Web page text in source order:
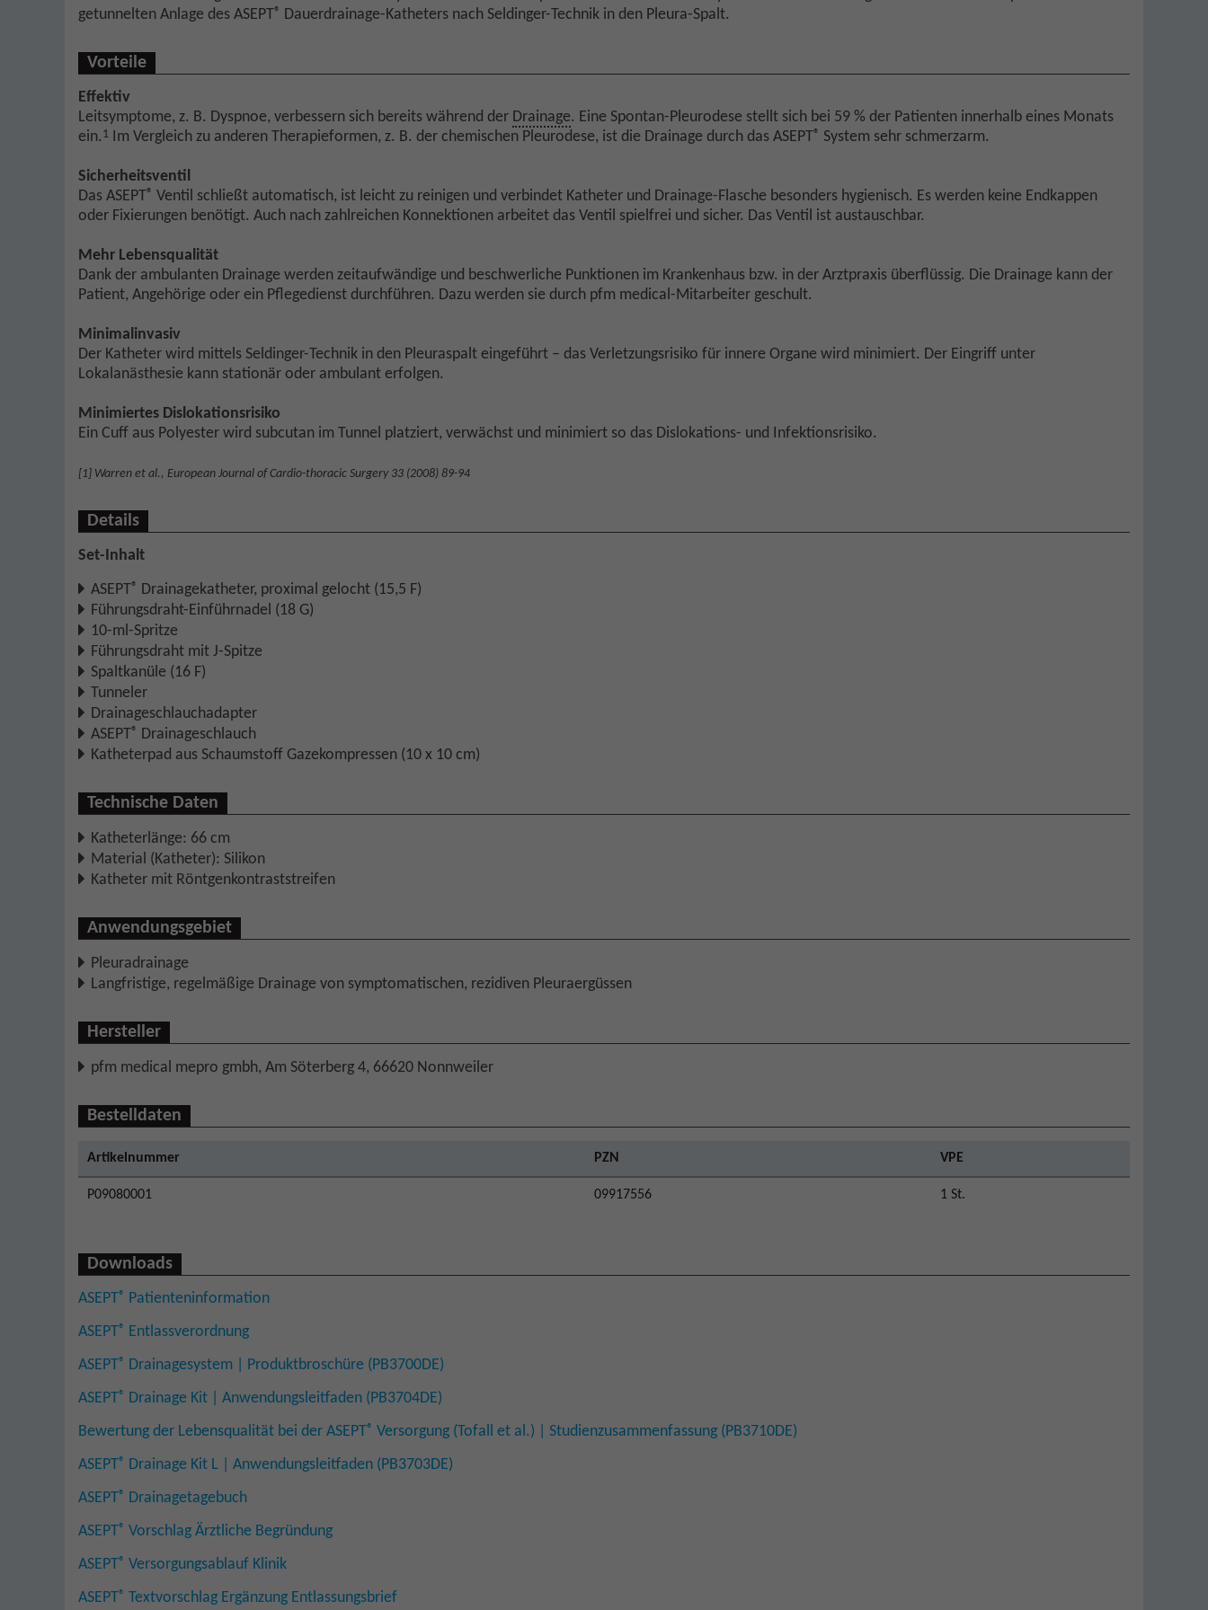
getunnelten Anlage des ASEPT® Dauerdrainage-Katheters nach Seldinger-Technik in den Pleura-Spalt.
Vorteile
Effektiv
Leitsymptome, z. B. Dyspnoe, verbessern sich bereits während der Drainage. Eine Spontan-Pleurodese stellt sich bei 59 % der Patienten innerhalb eines Monats
ein. 1 Im Vergleich zu anderen Therapieformen, z. B. der chemischen Pleurodese, ist die Drainage durch das ASEPT® System sehr schmerzarm.
Sicherheitsventil
Das ASEPT® Ventil schließt automatisch, ist leicht zu reinigen und verbindet Katheter und Drainage-Flasche besonders hygienisch. Es werden keine Endkappen
oder Fixierungen benötigt. Auch nach zahlreichen Konnektionen arbeitet das Ventil spielfrei und sicher. Das Ventil ist austauschbar.
Mehr Lebensqualität
Dank der ambulanten Drainage werden zeitaufwändige und beschwerliche Punktionen im Krankenhaus bzw. in der Arztpraxis überflüssig. Die Drainage kann der
Patient, Angehörige oder ein Pflegedienst durchführen. Dazu werden sie durch pfm medical-Mitarbeiter geschult.
Minimalinvasiv
Der Katheter wird mittels Seldinger-Technik in den Pleuraspalt eingeführt – das Verletzungsrisiko für innere Organe wird minimiert. Der Eingriff unter
Lokalanästhesie kann stationär oder ambulant erfolgen.
Minimiertes Dislokationsrisiko
Ein Cuff aus Polyester wird subcutan im Tunnel platziert, verwächst und minimiert so das Dislokations- und Infektionsrisiko.
[1] Warren et al., European Journal of Cardio-thoracic Surgery 33 (2008) 89-94
Details
Set-Inhalt
ASEPT® Drainagekatheter, proximal gelocht (15,5 F)
Führungsdraht-Einführnadel (18 G)
10-ml-Spritze
Führungsdraht mit J-Spitze
Spaltkanüle (16 F)
Tunneler
Drainageschlauchadapter
ASEPT® Drainageschlauch
Katheterpad aus Schaumstoff Gazekompressen (10 x 10 cm)
Technische Daten
Katheterlänge: 66 cm
Material (Katheter): Silikon
Katheter mit Röntgenkontraststreifen
Anwendungsgebiet
Pleuradrainage
Langfristige, regelmäßige Drainage von symptomatischen, rezidiven Pleuraergüssen
Hersteller
pfm medical mepro gmbh, Am Söterberg 4, 66620 Nonnweiler
Bestelldaten
Artikelnummer PZN VPE
P09080001 09917556 1 St.
Downloads
ASEPT® Patienteninformation
ASEPT® Entlassverordnung
ASEPT® Drainagesystem | Produktbroschüre (PB3700DE)
ASEPT® Drainage Kit | Anwendungsleitfaden (PB3704DE)
Bewertung der Lebensqualität bei der ASEPT® Versorgung (Tofall et al.) | Studienzusammenfassung (PB3710DE)
ASEPT® Drainage Kit L | Anwendungsleitfaden (PB3703DE)
ASEPT® Drainagetagebuch
ASEPT® Vorschlag Ärztliche Begründung
ASEPT® Versorgungsablauf Klinik
ASEPT® Textvorschlag Ergänzung Entlassungsbrief